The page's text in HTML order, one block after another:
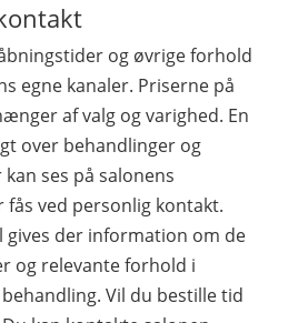
og øvrige forhold
egne kanaler. Priserne på
af valg og varighed. En
over behandlinger og
ses på salonens
fås ved personlig kontakt.
gives der information om de
og relevante forhold i
Vil du bestille tid